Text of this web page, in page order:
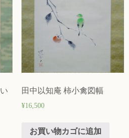
田中以知庵 柿小禽図幅
¥16,500
お買い物カゴに追加